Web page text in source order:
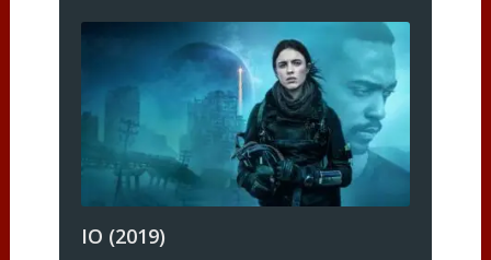
IO (2019)